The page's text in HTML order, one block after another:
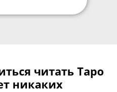
читать Таро
никаких